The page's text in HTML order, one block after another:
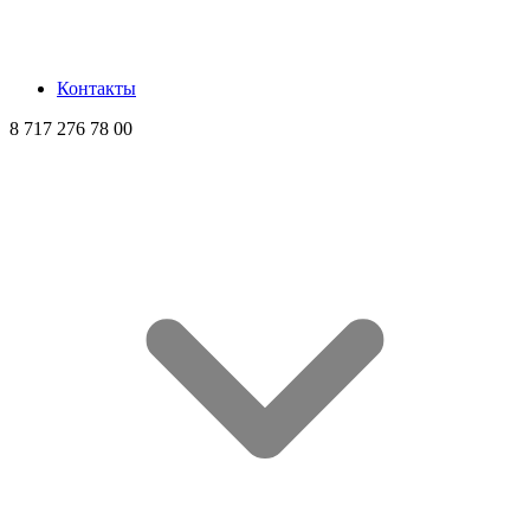
Контакты
8 717 276 78 00